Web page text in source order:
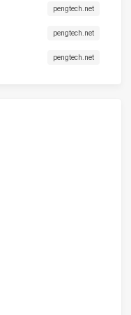
pengtech.net
pengtech.net
pengtech.net